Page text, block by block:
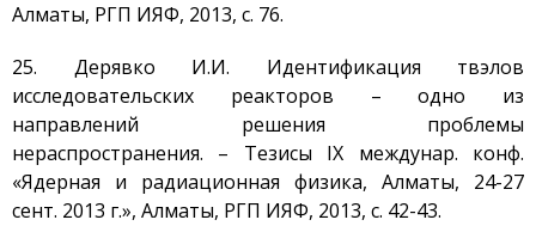
Алматы, РГП ИЯФ, 2013, с. 76.
25. Дерявко И.И. Идентификация твэлов
исследовательских реакторов – одно из
направлений решения проблемы
нераспространения. – Тезисы IX междунар. конф.
«Ядерная и радиационная физика, Алматы, 24-27
сент. 2013 г.», Алматы, РГП ИЯФ, 2013, с. 42-43.